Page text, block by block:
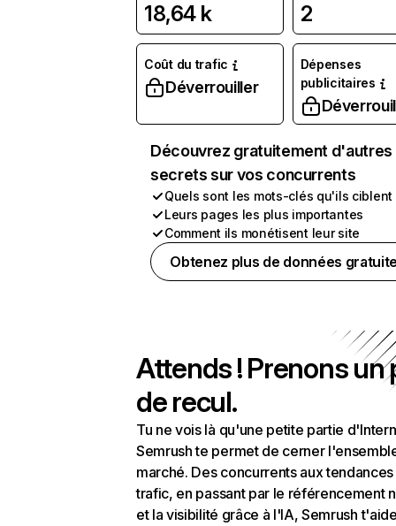
18,64 k 2
Coût du trafic
Déverrouiller
Dépenses
publicitaires
Découvrez gratuitement d'autres
secrets sur vos concurrents
Quels sont les mots-clés qu'ils ciblent
Leurs pages les plus importantes
Comment ils monétisent leur site
Obtenez plus de données
Attends ! Prenons un
de recul.
Tu ne vois là qu'une petite partie
Semrush te permet de cerner
marché. Des concurrents aux
trafic, en passant par le référencement
et la visibilité grâce à l'IA, Semrush